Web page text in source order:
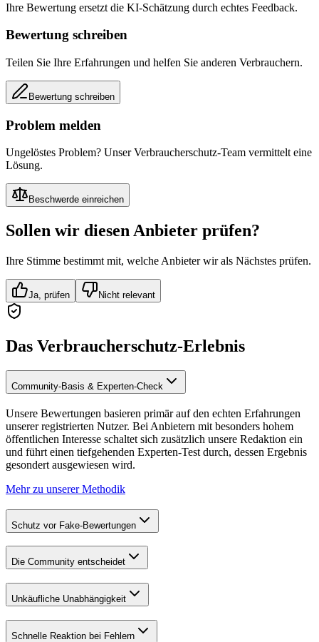
Ihre Bewertung ersetzt die KI-Schätzung durch echtes Feedback.
Bewertung schreiben
Teilen Sie Ihre Erfahrungen und helfen Sie anderen Verbrauchern.
Bewertung schreiben
Problem melden
Ungelöstes Problem? Unser Verbraucherschutz-Team vermittelt eine
Lösung.
Beschwerde einreichen
Sollen wir diesen Anbieter prüfen?
Ihre Stimme bestimmt mit, welche Anbieter wir als Nächstes prüfen.
Ja, prüfen Nicht relevant
Das Verbraucherschutz-Erlebnis
Community-Basis & Experten-Check
Unsere Bewertungen basieren primär auf den echten Erfahrungen
unserer registrierten Nutzer. Bei Anbietern mit besonders hohem
öffentlichen Interesse schaltet sich zusätzlich unsere Redaktion ein
und führt einen tiefgehenden Experten-Test durch, dessen Ergebnis
gesondert ausgewiesen wird.
Mehr zu unserer Methodik
Schutz vor Fake-Bewertungen
Die Community entscheidet
Unkäufliche Unabhängigkeit
Schnelle Reaktion bei Fehlern